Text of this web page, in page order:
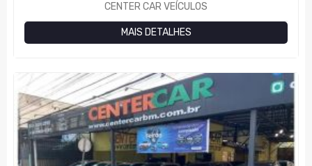
CENTER CAR VEÍCULOS
MAIS DETALHES